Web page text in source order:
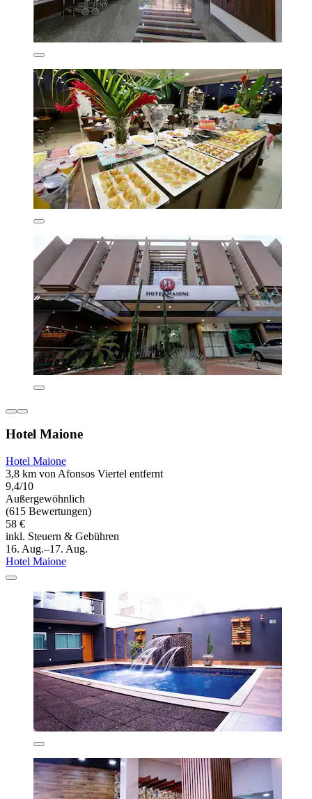
Hotel Maione
Hotel Maione
3,8 km von Afonsos Viertel entfernt
9,4/10
Außergewöhnlich
(615 Bewertungen)
58 €
inkl. Steuern & Gebühren
16. Aug.–17. Aug.
Hotel Maione